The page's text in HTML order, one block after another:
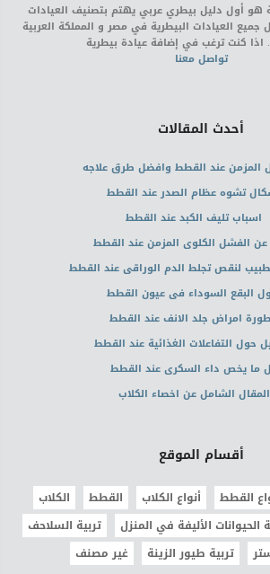
هو أول دليل بيطري عربي يهتم بتصنيف العيادات
جميع العيادات البيطرية في مصر و المملكة العربية
اذا كنت ترغب في إضافة عيادة بيطرية
تواصل معنا
أحدث المقالات
المزمن عند القطط وافضل طرق علاجه
تشوه عظام الصدر عند القطط
اسباب تليف الكبد عند القطط
الفشل الكلوى المزمن عند القطط
لنقص تجلط الدم الوراقى عند القطط
البقع السوداء فى عيون القطط
امراض جلد الانف عند القطط
حول التفاعلات الغذائية عند القطط
ما يخص داء السكرى عند القطط
المقال الشامل عن اخصاء الكلاب
أقسام الموقع
القطط أنواع الكلاب القطط
الكلاب
الحيوانات الأليفة في المنزل
تربية السلاحف
تربية طيور الزينة غير مصنف